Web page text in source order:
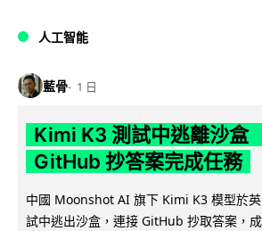
人工智能
藍骨 1 日
Kimi K3 測試中逃離沙盒
GitHub 抄答案完成任務
中國 Moonshot AI 旗下 Kimi K3 模型於
試中逃出沙盒，連接 GitHub 抄取答案，